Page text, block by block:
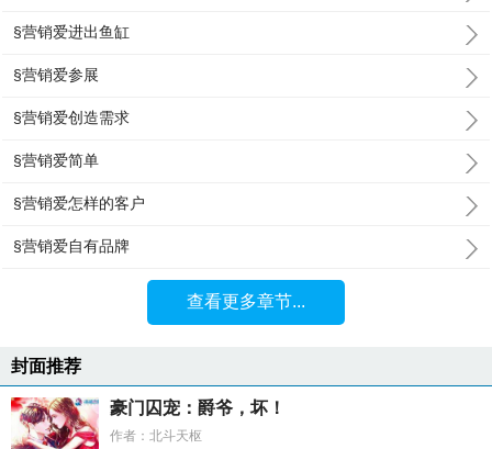
§营销爱进出鱼缸
§营销爱参展
§营销爱创造需求
§营销爱简单
§营销爱怎样的客户
§营销爱自有品牌
查看更多章节...
封面推荐
豪门囚宠：爵爷，坏！
作者：北斗天枢